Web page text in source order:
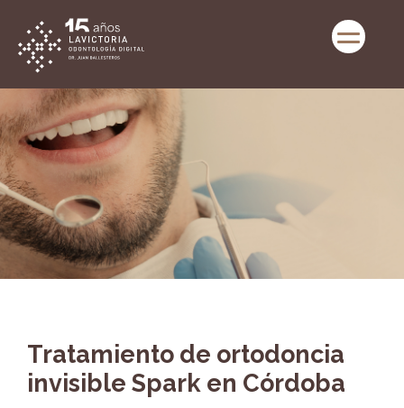
Tratamiento de ortodoncia
invisible Spark en Córdoba